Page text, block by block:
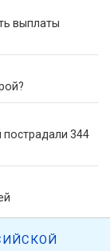
выплаты
пострадали 344